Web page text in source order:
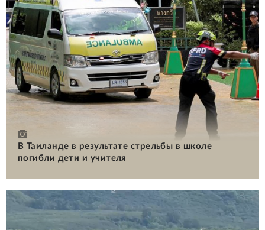
В Таиланде в результате стрельбы в школе
погибли дети и учителя